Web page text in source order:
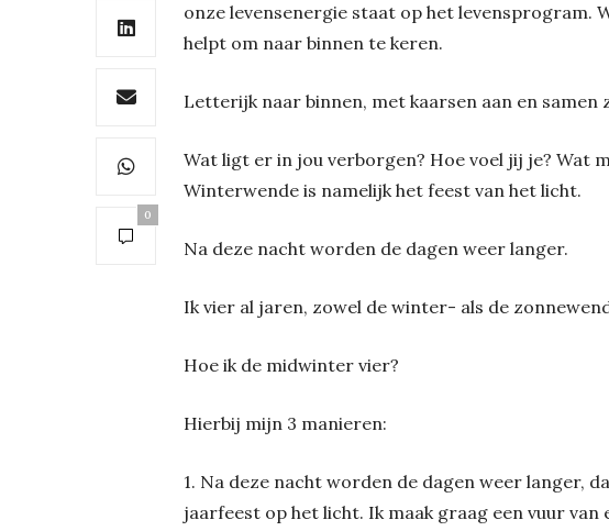
0
onze levensenergie staat op het levensprogram.
helpt om naar binnen te keren.
Letterijk naar binnen, met kaarsen aan en samen
Wat ligt er in jou verborgen? Hoe voel jij je? Wat
Winterwende is namelijk het feest van het licht.
Na deze nacht worden de dagen weer langer.
Ik vier al jaren, zowel de winter- als de
Hoe ik de midwinter vier?
Hierbij mijn 3 manieren:
1. Na deze nacht worden de dagen weer langer,
jaarfeest op het licht. Ik maak graag een vuur van